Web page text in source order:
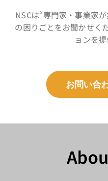
NSCは“専門家・事業家
の困りごとをお聞かせく
ョンを提
お問い合